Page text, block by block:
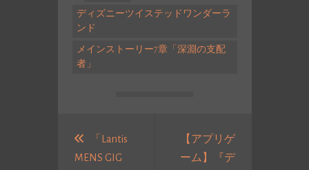
ディズニーツイステッドワンダーラ
ンド
メインストーリー7章「深淵の支配
者」
「Lantis
MENS GIG
【アプリゲ
ーム】『デ